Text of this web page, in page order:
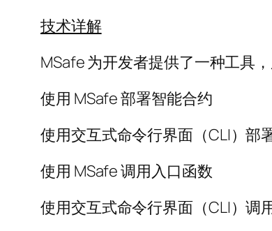
技术详解
MSafe 为开发者提供了一种工具
使用 MSafe 部署智能合约
使用交互式命令行界面（CLI）部
使用 MSafe 调用入口函数
使用交互式命令行界面（CLI）调